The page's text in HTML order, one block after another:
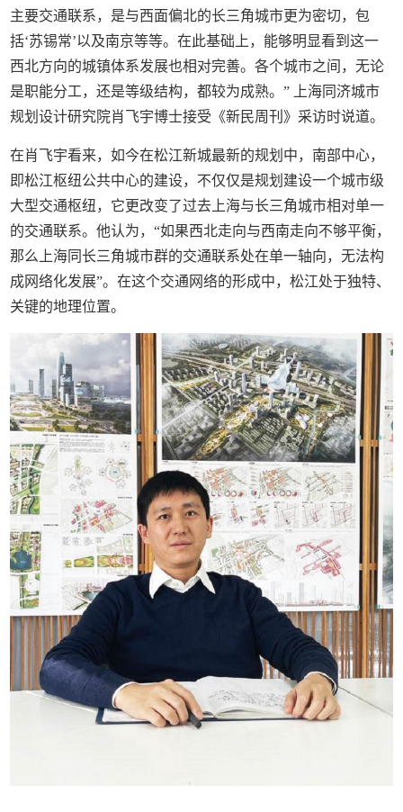
主要交通联系，是与西面偏北的长三角城市更为密切，包
括‘苏锡常’以及南京等等。在此基础上，能够明显看到这一
西北方向的城镇体系发展也相对完善。各个城市之间，无论
是职能分工，还是等级结构，都较为成熟。” 上海同济城市
规划设计研究院肖飞宇博士接受《新民周刊》采访时说道。
在肖飞宇看来，如今在松江新城最新的规划中，南部中心，
即松江枢纽公共中心的建设，不仅仅是规划建设一个城市级
大型交通枢纽，它更改变了过去上海与长三角城市相对单一
的交通联系。他认为，“如果西北走向与西南走向不够平衡，
那么上海同长三角城市群的交通联系处在单一轴向，无法构
成网络化发展”。在这个交通网络的形成中，松江处于独特、
关键的地理位置。